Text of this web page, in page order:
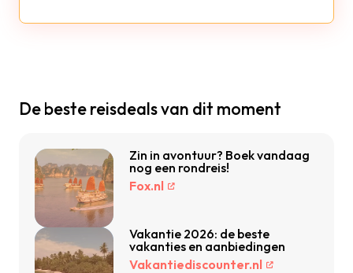
De beste reisdeals van dit moment
Zin in avontuur? Boek vandaag
nog een rondreis!
Fox.nl
Vakantie 2026: de beste
vakanties en aanbiedingen
Vakantiediscounter.nl